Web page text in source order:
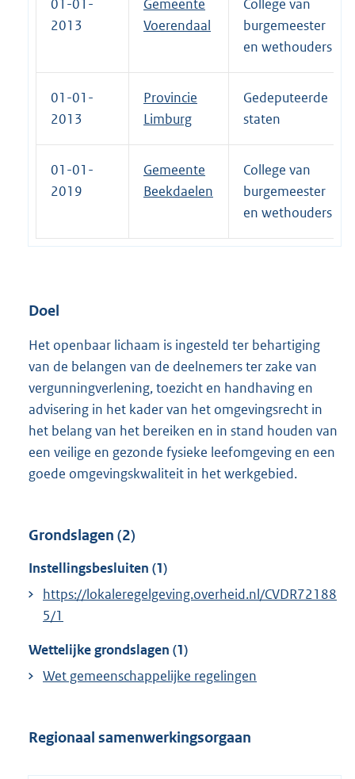
01-01-
2013
Gemeente
Voerendaal
College van
burgemeester
en wethouders
01-01-
2013
Provincie
Limburg
Gedeputeerde
staten
01-01-
2019
Gemeente
Beekdaelen
College van
burgemeester
en wethouders
Doel
Het openbaar lichaam is ingesteld ter behartiging
van de belangen van de deelnemers ter zake van
vergunningverlening, toezicht en handhaving en
advisering in het kader van het omgevingsrecht in
het belang van het bereiken en in stand houden van
een veilige en gezonde fysieke leefomgeving en een
goede omgevingskwaliteit in het werkgebied.
Grondslagen (2)
Instellingsbesluiten (1)
https://lokaleregelgeving.overheid.nl/CVDR72188
5/1
Wettelijke grondslagen (1)
Wet gemeenschappelijke regelingen
Regionaal samenwerkingsorgaan